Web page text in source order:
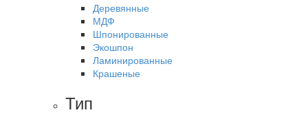
Деревянные
МДФ
Шпонированные
Экошпон
Ламинированные
Крашеные
Тип